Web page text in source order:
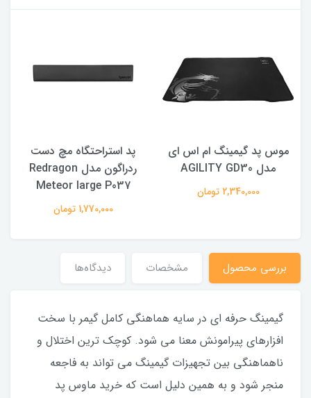
موس پد گیمینگ ام اس ای
مدل AGILITY GD30
2,340,000 تومان
پد استراحتگاه مچ دست
ردراگون مدل Redragon
Meteor large P037
1,770,000 تومان
بررسى محصول مشخصات دیدگاه‌ها
گیمینگ حرفه ای در سایه هماهنگی کامل گیمر با سخت
افزارهای پیرامونش معنا می شود. کوچک ترین اختلال و
ناهماهنگی بین تجهیزات گیمینگ می تواند به فاجعه
منجر شود و به همین دلیل است که خرید ماوس پد